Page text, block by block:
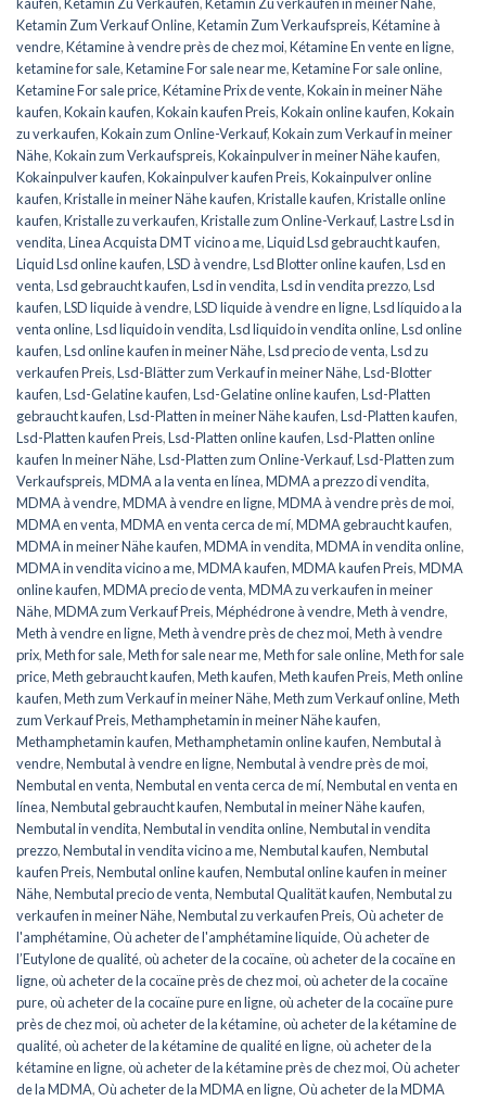
Ketamin Zum Verkauf Online,Ketamin Zum Verkaufspreis,Kétamine à
vendre,Kétamine à vendre près de chez moi,Kétamine En vente en ligne,
ketamine for sale,Ketamine For sale near me,Ketamine For sale online,
Ketamine For sale price,Kétamine Prix de vente,Kokain in meiner Nähe
kaufen,Kokain kaufen,Kokain kaufen Preis,Kokain online kaufen,Kokain
zu verkaufen,Kokain zum Online-Verkauf,Kokain zum Verkauf in meiner
Nähe,Kokain zum Verkaufspreis,Kokainpulver in meiner Nähe kaufen,
Kokainpulver kaufen,Kokainpulver kaufen Preis,Kokainpulver online
kaufen,Kristalle in meiner Nähe kaufen,Kristalle kaufen,Kristalle online
kaufen,Kristalle zu verkaufen,Kristalle zum Online-Verkauf,Lastre Lsd in
vendita,Linea Acquista DMT vicino a me,Liquid Lsd gebraucht kaufen,
Liquid Lsd online kaufen,LSD à vendre,Lsd Blotter online kaufen,Lsd en
venta,Lsd gebraucht kaufen,Lsd in vendita,Lsd in vendita prezzo,Lsd
kaufen,LSD liquide à vendre,LSD liquide à vendre en ligne,Lsd líquido a la
venta online,Lsd liquido in vendita,Lsd liquido in vendita online,Lsd online
kaufen,Lsd online kaufen in meiner Nähe,Lsd precio de venta,Lsd zu
verkaufen Preis,Lsd-Blätter zum Verkauf in meiner Nähe,Lsd-Blotter
kaufen,Lsd-Gelatine kaufen,Lsd-Gelatine online kaufen,Lsd-Platten
gebraucht kaufen,Lsd-Platten in meiner Nähe kaufen,Lsd-Platten kaufen,
Lsd-Platten kaufen Preis,Lsd-Platten online kaufen,Lsd-Platten online
kaufen In meiner Nähe,Lsd-Platten zum Online-Verkauf,Lsd-Platten zum
Verkaufspreis,MDMA a la venta en línea,MDMA a prezzo di vendita,
MDMA à vendre,MDMA à vendre en ligne,MDMA à vendre près de moi,
MDMA en venta,MDMA en venta cerca de mí,MDMA gebraucht kaufen,
MDMA in meiner Nähe kaufen,MDMA in vendita,MDMA in vendita online,
MDMA in vendita vicino a me,MDMA kaufen,MDMA kaufen Preis,MDMA
online kaufen,MDMA precio de venta,MDMA zu verkaufen in meiner
Nähe,MDMA zum Verkauf Preis,Méphédrone à vendre,Meth à vendre,
Meth à vendre en ligne,Meth à vendre près de chez moi,Meth à vendre
prix,Meth for sale,Meth for sale near me,Meth for sale online,Meth for sale
price,Meth gebraucht kaufen,Meth kaufen,Meth kaufen Preis,Meth online
kaufen,Meth zum Verkauf in meiner Nähe,Meth zum Verkauf online,Meth
zum Verkauf Preis,Methamphetamin in meiner Nähe kaufen,
Methamphetamin kaufen,Methamphetamin online kaufen,Nembutal à
vendre,Nembutal à vendre en ligne,Nembutal à vendre près de moi,
Nembutal en venta,Nembutal en venta cerca de mí,Nembutal en venta en
línea,Nembutal gebraucht kaufen,Nembutal in meiner Nähe kaufen,
Nembutal in vendita,Nembutal in vendita online,Nembutal in vendita
prezzo,Nembutal in vendita vicino a me,Nembutal kaufen,Nembutal
kaufen Preis,Nembutal online kaufen,Nembutal online kaufen in meiner
Nähe,Nembutal precio de venta,Nembutal Qualität kaufen,Nembutal zu
verkaufen in meiner Nähe,Nembutal zu verkaufen Preis,Où acheter de
l'amphétamine,Où acheter de l'amphétamine liquide,Où acheter de
l’Eutylone de qualité,où acheter de la cocaïne,où acheter de la cocaïne en
ligne,où acheter de la cocaïne près de chez moi,où acheter de la cocaïne
pure,où acheter de la cocaïne pure en ligne,où acheter de la cocaïne pure
près de chez moi,où acheter de la kétamine,où acheter de la kétamine de
qualité,où acheter de la kétamine de qualité en ligne,où acheter de la
kétamine en ligne,où acheter de la kétamine près de chez moi,Où acheter
de la MDMA,Où acheter de la MDMA en ligne,Où acheter de la MDMA